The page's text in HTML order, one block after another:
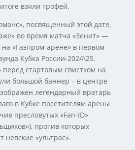
взяли трофей.
посвященный этой дате,
во время матча «Зенит» —
«Газпром-арене» в первом
Кубка России-2024\25.
стартовым свистком на
большой баннер – в центре
легендарный вратарь
в Кубке посетителям арены
пресловутых «Fan-ID»
против которых
невские «ультрас».